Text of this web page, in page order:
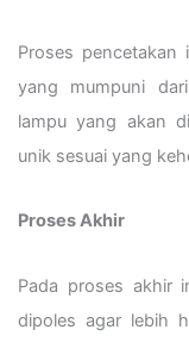
Proses pencetakan
yang mumpuni
lampu yang akan
unik sesuai yang
Proses Akhir
Pada proses akhir
dipoles agar lebih